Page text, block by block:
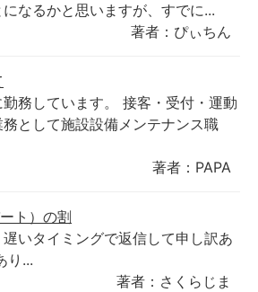
なるかと思いますが、すでに...
著者：ぴぃちん
務しています。 接客・受付・運動
として施設設備メンテナンス職
著者：PAPA
ト）の割
いタイミングで返信して申し訳あ
り...
著者：さくらじま